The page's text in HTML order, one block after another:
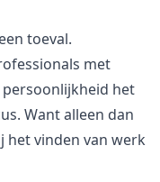
toeval.
met
het
Want alleen dan
het vinden van werk